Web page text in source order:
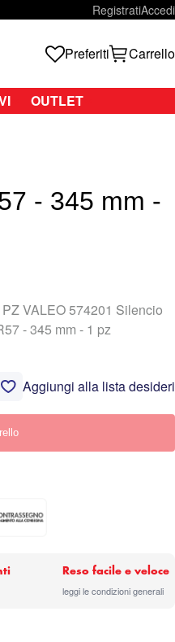
RegistratiAccedi
Preferiti Carrello
OUTLET
- 345 mm -
VALEO 574201 Silencio
- 345 mm - 1 pz
Aggiungi alla lista desideri
Reso facile e veloce
leggi le condizioni generali